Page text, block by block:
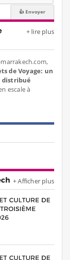
+ lire plus
de Voyage: un
escale à
+ Afficher plus